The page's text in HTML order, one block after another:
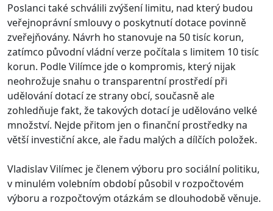
Poslanci také schválili zvýšení limitu, nad který budou
veřejnoprávní smlouvy o poskytnutí dotace povinně
zveřejňovány. Návrh ho stanovuje na 50 tisíc korun,
zatímco původní vládní verze počítala s limitem 10 tisíc
korun. Podle Vilímce jde o kompromis, který nijak
neohrožuje snahu o transparentní prostředí při
udělování dotací ze strany obcí, současně ale
zohledňuje fakt, že takových dotací je udělováno velké
množství. Nejde přitom jen o finanční prostředky na
větší investiční akce, ale řadu malých a dílčích položek.
Vladislav Vilímec je členem výboru pro sociální politiku,
v minulém volebním období působil v rozpočtovém
výboru a rozpočtovým otázkám se dlouhodobě věnuje.